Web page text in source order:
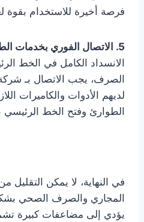
فرصة أخيرة للاستخدام بقوة
5. الاتصال الفوري بخدمات الطوارئ الاحترافية:
الانسداد الكامل في الخط
الصرف، يجب الاتصال بـ
لديهم الأدوات والكاميرات
الطوارئ وفتح الخط
في النهاية، لا يمكن التقليل
المجاري والصرف الصحي
يؤدي إلى مضاعفات كبيرة